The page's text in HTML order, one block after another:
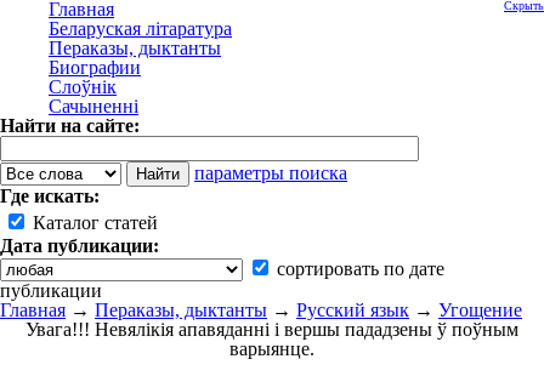
Главная
Беларуская літаратура
Пераказы, дыктанты
Биографии
Слоўнік
Сачыненні
Найти на сайте:
параметры поиска
Где искать:
Каталог статей
Дата публикации:
сортировать по дате
публикации
Скрыть
Главная → Пераказы, дыктанты → Русский язык → Угощение
Увага!!! Невялікія апавяданні і вершы пададзены ў поўным
варыянце.